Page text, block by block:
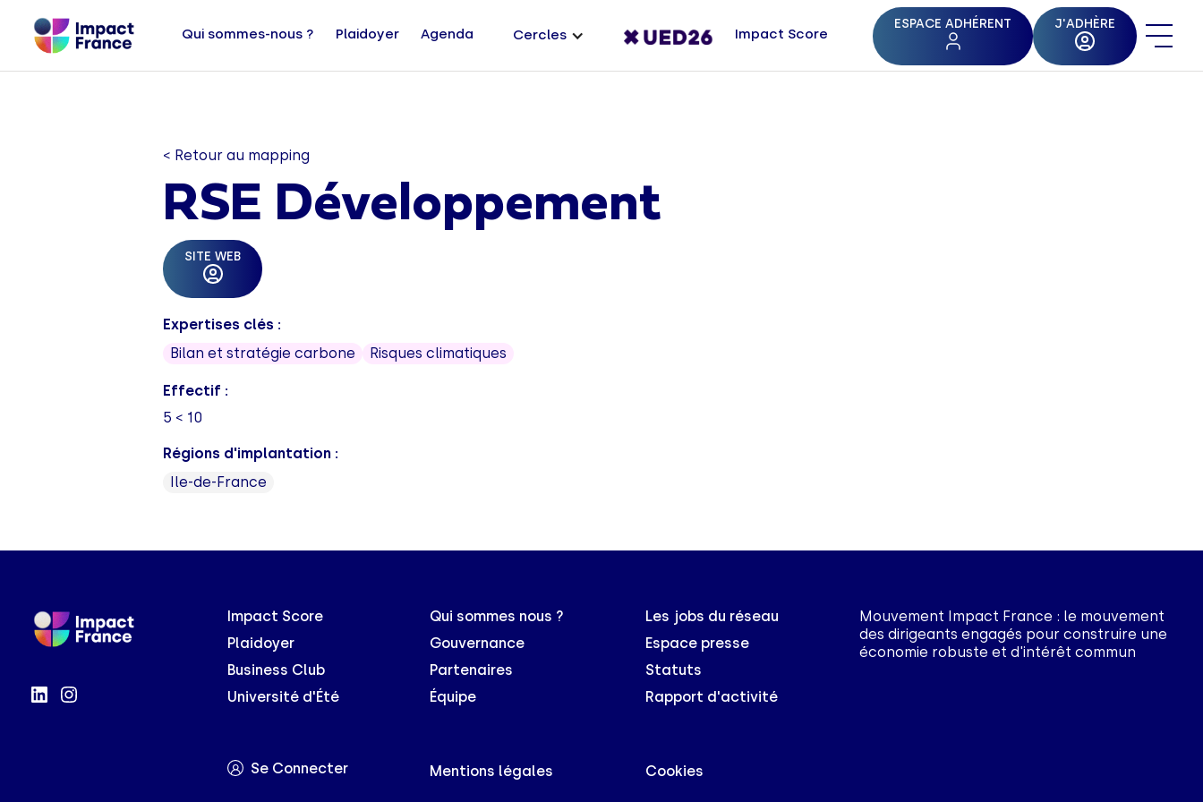
Qui sommes-nous ? Plaidoyer Agenda Cercles Impact Score
ESPACE ADHÉRENT J'ADHÈRE
< Retour au mapping
RSE Développement
SITE WEB
Expertises clés :
Bilan et stratégie carbone
Risques climatiques
Effectif :
5 < 10
Régions d'implantation :
Ile-de-France
Impact Score
Plaidoyer
Business Club
Université d'Été
Se Connecter
Qui sommes nous ?
Gouvernance
Partenaires
Équipe
Mentions légales
Les jobs du réseau
Espace presse
Statuts
Rapport d'activité
Cookies
Mouvement Impact France : le mouvement
des dirigeants engagés pour construire une
économie robuste et d'intérêt commun